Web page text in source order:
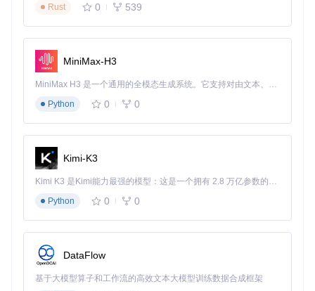
成功创建立体像素艺术的第一步是选择合适的原始图像。理想
率则会导致细节丢失。
在准备阶段，可以使用项目提供的imageCutter工具对图像进
支持图像裁剪、尺寸调整和色彩简化功能。对于照片类素材，
建议先进行对比度增强处理，使主体特征更加突出，这将有助
于后续的色彩匹配过程。
配置转换参数：定制立体生成规则
启动SlopeCraft主程序后，通过"文件>导入图像"菜单加载准备
合地图显示的选项。
高度范围设置：通过滑动条设定立体结构的最大高度差（1-16
Rust
0 539
MiniMax-H3
MiniMax H3 是一个通用的全模态生成系统。它支持对由文本、图像、视频和音频组成的多模态上下文进行统一理解，并能生成分辨率高达 2K、时长可达 15 秒的带原生立体声音频的视频。得益于面向任务泛化的系统设计，H3 在预训练阶段就已具备广泛的多模态上下文理解与生成能力，能够出色地执行复杂的多模态指令。
Python
0 0
Kimi-K3
Kimi K3 是Kimi能力最强的模型：这是一个拥有 2.8 万亿参数的混合专家（MoE）模型，具备原生视觉理解能力，并支持 100 万 token 的上下文窗口。
Python
0 0
DataFlow
基于大模型算子和工作流的高效文本大模型训练数据合成框架